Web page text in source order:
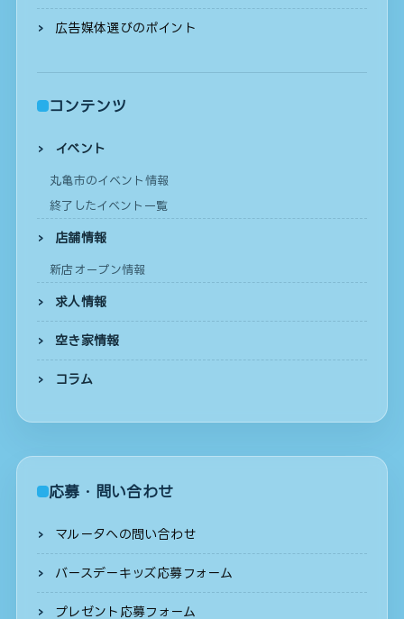
広告媒体選びのポイント
コンテンツ
イベント
丸亀市のイベント情報
終了したイベント一覧
店舗情報
新店オープン情報
求人情報
空き家情報
コラム
応募・問い合わせ
マルータへの問い合わせ
バースデーキッズ応募フォーム
プレゼント応募フォーム